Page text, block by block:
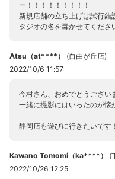
ー！！！！！！！！！
新規店舗の立ち上げは試行
タジオの名を轟かせてくださ
Atsu（at****） (自由が丘店)
2022/10/6 11:57
今村さん、おめでとうござい
一緒に撮影にはいったのが懐
静岡店も遊びに行きたいです
Kawano Tomomi（ka****） (
2022/10/26 12:25